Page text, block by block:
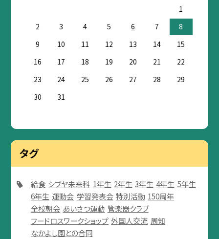
1
2
3 4 5 6 7
8
9
10 11 12 13 14
15
16
17 18 19 20 21
22
23
24 25 26 27 28
29
30
31
タグ
給食 シブヤ未来科 1年生 2年生 3年生 4年生 5年生
6年生 運動会 学習発表会 特別活動 150周年
全校朝会 あいさつ運動 管楽器クラブ
フードロスワークショップ 外国人交流 周知
なかよし園との合同